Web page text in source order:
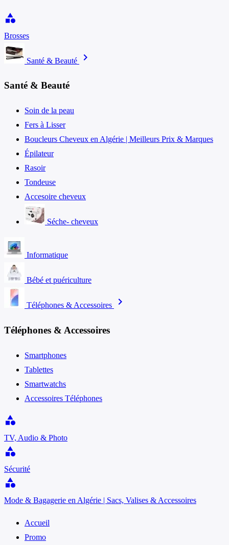
category
Brosses
Santé & Beauté chevron_right
Santé & Beauté
Soin de la peau
Fers à Lisser
Boucleurs Cheveux en Algérie | Meilleurs Prix & Marques
Épilateur
Rasoir
Tondeuse
Accesoire cheveux
Séche- cheveux
Informatique
Bébé et puériculture
Téléphones & Accessoires chevron_right
Téléphones & Accessoires
Smartphones
Tablettes
Smartwatchs
Accessoires Téléphones
category
TV, Audio & Photo
category
Sécurité
category
Mode & Bagagerie en Algérie | Sacs, Valises & Accessoires
Accueil
Promo